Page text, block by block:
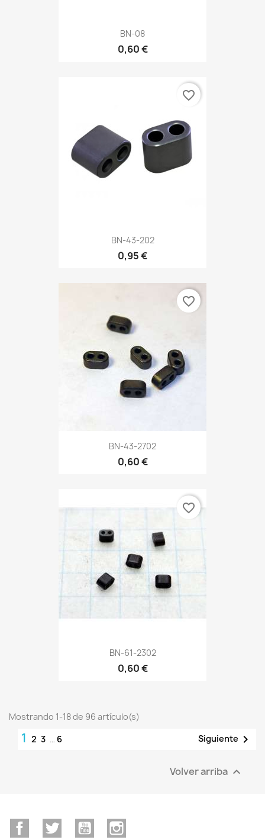
BN-08
0,60 €
BN-43-202
0,95 €
favorite_border
BN-43-2702
0,60 €
favorite_border
BN-61-2302
0,60 €
favorite_border
Mostrando 1-18 de 96 artículo(s)
1 2 3 … 6 Siguiente 
Volver arriba 
FacebookTwitter YouTube